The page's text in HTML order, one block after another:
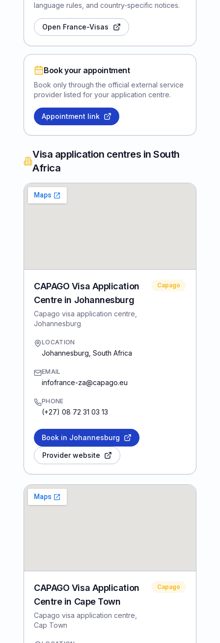
language rules, and country-specific notices.
Open France-Visas
Book your appointment
Book only through the official external service
provider listed for your application centre.
Appointment link
Visa application centres in South
Africa
CAPAGO Visa Application
Centre in Johannesburg
Capago visa application centre,
Johannesburg
Capago
LOCATION
Johannesburg South Africa
EMAIL
infofrance-za@capago.eu
PHONE
(+27) 08 72 31 03 13
Book in Johannesburg
Provider website
CAPAGO Visa Application
Centre in Cape Town
Capago visa application centre,
Cap Town
Capago